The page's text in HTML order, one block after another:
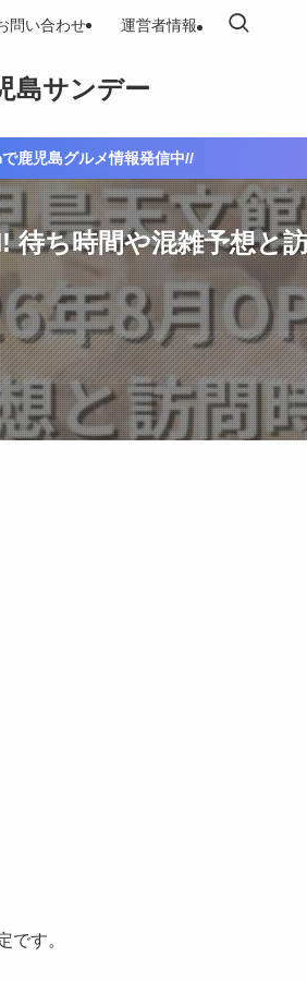
島サンデー
問い合わせ 運営者情報
鹿児島グルメ情報発信中//
待ち時間や混雑予想と
です。